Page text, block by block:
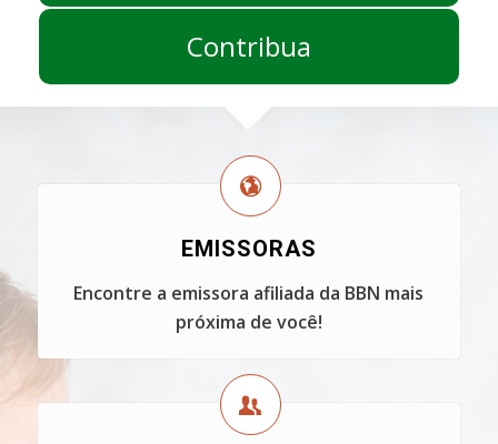
Contribua
EMISSORAS
Encontre a emissora afiliada da BBN mais
próxima de você!